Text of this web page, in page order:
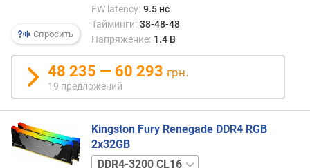
с
у
п
р
е
д
л
Спросить
FW latency: 9.5 нс
Тайминги: 38-48-48
Напряжение: 1.4 В
48 235 — 60 293 грн.
19 предложений
Kingston Fury Renegade DDR4 RGB
2x32GB
DDR4-